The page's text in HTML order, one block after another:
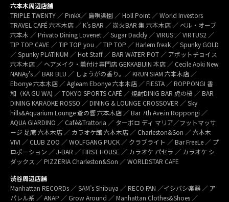
六本木周辺店舗
TRIPLE TWENTY ／ PinkX／ 島唄楽園 ／ Holl Point ／ World Investors
TRAVEL CAFÉ 六本木店 ／ K’s BAR ／ 炭火BAR 集 六本木店 ／ ベル・オーブ
六本木 ／ Privato Dining Lovenet ／ Sugar Daddy ／ VIRUS ／ VIRTUS2 ／
TIP TOP CAVE ／ TIP TOP you ／ TIP TOP ／ Harlem freak ／ Spunky GOLD
／ Spunky PLATINUM ／ Hot Staff ／ BAR WATER POT ／ アボットチョイス
六本木店 ／ ヘアメイク・着付け専門店 GEKKABIJIN 本店 ／ Cecile Aoki New
NANAy’s ／ BAR BLU ／ しょうがの香り。／ KRUN SIAM 六本木店 ／
Ebonye 六本木店 ／ Agleam Ebonye 六本木店 ／ FIESTA ／ ROPPONGI 香
和（KA GU WA) ／ TOKYO SPORTS CAFÉ ／ 焼酎DINIG BAR 虎の桜 ／ BAR
DINING KARAOKE ROSSO ／ DINING & LOUNGE CROSSOVER ／ Sky
hills&Aquarium Lounge 蒼の響 六本木店 ／ Bar 7th Ave.in Roppongi ／
AQUA GIARDINO ／ Café&Trattoria ／ ターボロ ディ マリア／フットマッサ
ージ 足庵 六本木店 ／ カラオケ館 六本木店 ／ Charleston&Son ／ 六本木
VIVI ／ CLUB ZOO ／ WOLFGANG PUCK ／ クラブライト ／ Bar FreeLe ／ プ
ロポーション ／ J-BAR ／ FIRST HOUSE ／ カラオケ パセラ ／ カラオケ シ
ダックス ／ PIZZERIA Charleston&Son ／ WORLDSTAR CAFE
渋谷周辺店舗
Manhattan RECORDs ／ SAM’s Shibuya ／ RECO FAN ／イシバシ楽器 ／ ア
パレル系 ／ ANAP ／ Grow Around ／ Manhattan Clothes&Shoes ／